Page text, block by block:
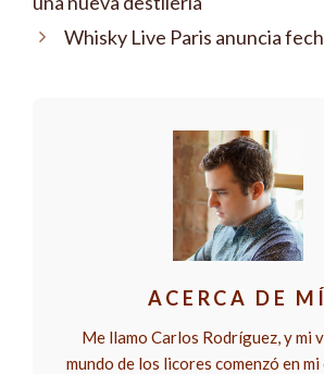
Whisky Live Paris anuncia
ACERCA DE MÍ
Me llamo Carlos Rodríguez, y mi
mundo de los licores comenzó en